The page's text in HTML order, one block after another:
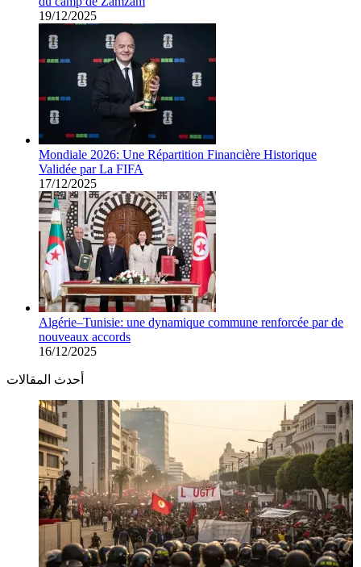
19/12/2025
Mondiale 2026: Une Répartition Financière Historique
Validée par La FIFA
17/12/2025
Algérie–Tunisie: une dynamique commune renforcée par de
nouveaux accords
16/12/2025
أحدث المقالات